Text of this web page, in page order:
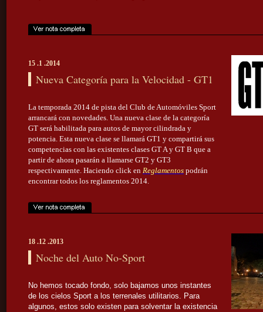
15 .1 .2014
Nueva Categoría para la Velocidad - GT1
La temporada 2014 de pista del Club de Automóviles Sport
arrancará con novedades. Una nueva clase de la categoría
GT será habilitada para autos de mayor cilindrada y
potencia. Esta nueva clase se llamará GT1 y compartirá sus
competencias con las existentes clases GT A y GT B que a
partir de ahora pasarán a llamarse GT2 y GT3
respectivamente. Haciendo click en Reglamentos podrán
encontrar todos los reglamentos 2014.
18 .12 .2013
Noche del Auto No-Sport
No hemos tocado fondo, solo bajamos unos instantes
de los cielos Sport a los terrenales utilitarios. Para
algunos, estos solo existen para solventar la existencia